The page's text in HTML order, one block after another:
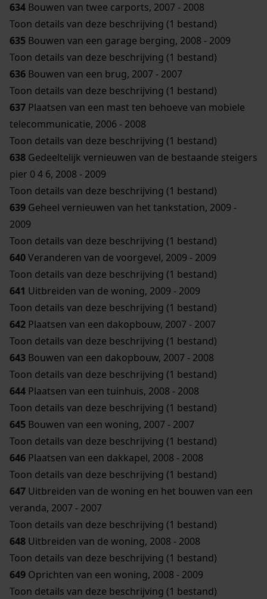
634 Bouwen van twee carports, 2007 - 2008
Toon details van deze beschrijving (1 bestand)
635 Bouwen van een garage berging, 2008 - 2009
Toon details van deze beschrijving (1 bestand)
636 Bouwen van een brug, 2007 - 2007
Toon details van deze beschrijving (1 bestand)
637 Plaatsen van een mast ten behoeve van mobiele
telecommunicatie, 2006 - 2008
Toon details van deze beschrijving (1 bestand)
638 Gedeeltelijk vernieuwen van de bestaande steigers
pier 0 4 6, 2008 - 2009
Toon details van deze beschrijving (1 bestand)
639 Geheel vernieuwen van het tankstation, 2009 -
2009
Toon details van deze beschrijving (1 bestand)
640Veranderen van de voorgevel, 2009 - 2009
Toon details van deze beschrijving (1 bestand)
641 Uitbreiden van de woning, 2009 - 2009
Toon details van deze beschrijving (1 bestand)
642 Plaatsen van een dakopbouw, 2007 - 2007
Toon details van deze beschrijving (1 bestand)
643 Bouwen van een dakopbouw, 2007 - 2008
Toon details van deze beschrijving (1 bestand)
644 Plaatsen van een tuinhuis, 2008 - 2008
Toon details van deze beschrijving (1 bestand)
645 Bouwen van een woning, 2007 - 2007
Toon details van deze beschrijving (1 bestand)
646 Plaatsen van een dakkapel, 2008 - 2008
Toon details van deze beschrijving (1 bestand)
647 Uitbreiden van de woning en het bouwen van een
veranda, 2007 - 2007
Toon details van deze beschrijving (1 bestand)
648 Uitbreiden van de woning, 2008 - 2008
Toon details van deze beschrijving (1 bestand)
649 Oprichten van een woning, 2008 - 2009
Toon details van deze beschrijving (1 bestand)